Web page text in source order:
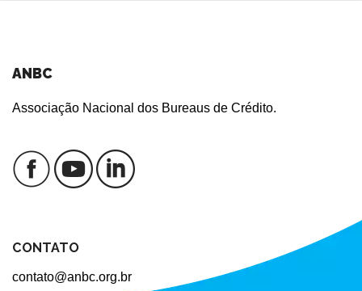
ANBC
Associação Nacional dos Bureaus de Crédito.
CONTATO
contato@anbc.org.br